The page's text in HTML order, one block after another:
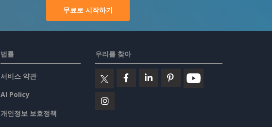
무료로 시작하기
법률
서비스 약관
AI Policy
개인정보 보호정책
우리를 찾아